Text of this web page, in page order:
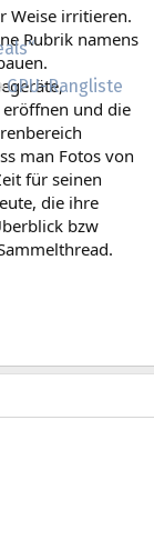
GPU-Rangliste
Weise irritieren.
Rubrik namens
eröffnen und die
man Fotos von
für seinen
die ihre
bzw